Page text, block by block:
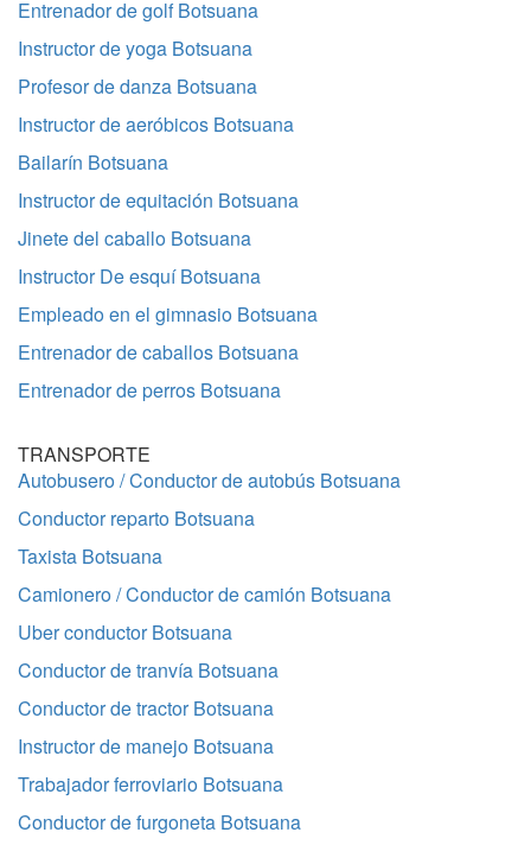
Entrenador de golf Botsuana
Instructor de yoga Botsuana
Profesor de danza Botsuana
Instructor de aeróbicos Botsuana
Bailarín Botsuana
Instructor de equitación Botsuana
Jinete del caballo Botsuana
Instructor De esquí Botsuana
Empleado en el gimnasio Botsuana
Entrenador de caballos Botsuana
Entrenador de perros Botsuana
TRANSPORTE
Autobusero / Conductor de autobús Botsuana
Conductor reparto Botsuana
Taxista Botsuana
Camionero / Conductor de camión Botsuana
Uber conductor Botsuana
Conductor de tranvía Botsuana
Conductor de tractor Botsuana
Instructor de manejo Botsuana
Trabajador ferroviario Botsuana
Conductor de furgoneta Botsuana